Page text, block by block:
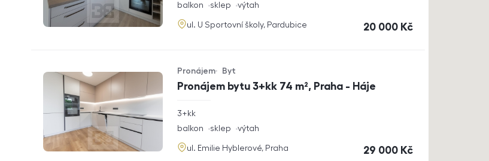
funkce
balkon sklep výtah
adresa
ul. U Sportovní školy, Pardubice cena
20 000 Kč
Pronájem bytu 3+kk 74 m², Praha - Háje
Typ nabídky
Pronájem
Typ nemovitosti
Byt
rozměry
3+kk
funkce
balkon sklep výtah
adresa
ul. Emilie Hyblerové, Praha cena
29 000 Kč